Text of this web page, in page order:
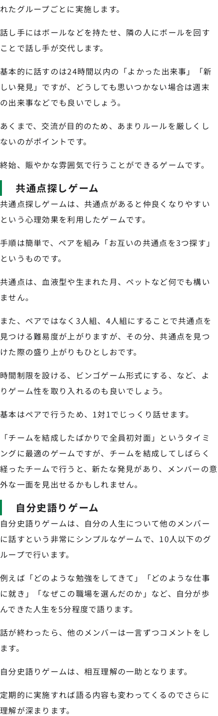
れたグループごとに実施します。
話し手にはボールなどを持たせ、隣の人にボールを回す
ことで話し手が交代します。
基本的に話すのは24時間以内の「よかった出来事」「新
しい発見」ですが、どうしても思いつかない場合は週末
の出来事などでも良いでしょう。
あくまで、交流が目的のため、あまりルールを厳しくし
ないのがポイントです。
終始、賑やかな雰囲気で行うことができるゲームです。
共通点探しゲーム
共通点探しゲームは、共通点があると仲良くなりやすい
という心理効果を利用したゲームです。
手順は簡単で、ペアを組み「お互いの共通点を3つ探す」
というものです。
共通点は、血液型や生まれた月、ペットなど何でも構い
ません。
また、ペアではなく3人組、4人組にすることで共通点を
見つける難易度が上がりますが、その分、共通点を見つ
けた際の盛り上がりもひとしおです。
時間制限を設ける、ビンゴゲーム形式にする、など、よ
りゲーム性を取り入れるのも良いでしょう。
基本はペアで行うため、1対1でじっくり話せます。
「チームを結成したばかりで全員初対面」というタイミ
ングに最適のゲームですが、チームを結成してしばらく
経ったチームで行うと、新たな発見があり、メンバーの意
外な一面を見出せるかもしれません。
自分史語りゲーム
自分史語りゲームは、自分の人生について他のメンバー
に話すという非常にシンプルなゲームで、10人以下のグ
ループで行います。
例えば「どのような勉強をしてきて」「どのような仕事
に就き」「なぜこの職場を選んだのか」など、自分が歩
んできた人生を5分程度で語ります。
話が終わったら、他のメンバーは一言ずつコメントをし
ます。
自分史語りゲームは、相互理解の一助となります。
定期的に実施すれば語る内容も変わってくるのでさらに
理解が深まります。